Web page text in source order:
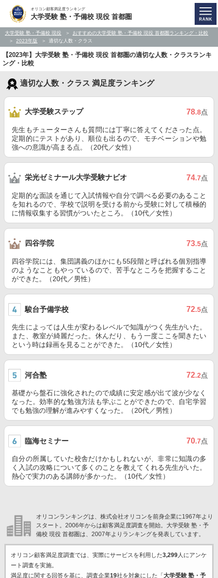
オリコン顧客満足度ランキング
大学受験 塾・予備校 現役 首都圏
大学受験 塾・予備校 現役
おすすめの大学受験 塾・予備校 現役 首都圏ランキング・比較
2023年版
適切な人数・クラス
【2023年】大学受験 塾・予備校 現役 首都圏の適切な人数・クラスランキ
ング・比較
適切な人数・クラス 満足度ランキング
大学受験ステップ 78.8点
先生もチューターさんも質問には丁寧に答えてくださった点。
定期的にテストがあり、順位も出るので、モチベーションや勉
強への意識が高まる点。（20代／女性）
栄光ゼミナール大学受験ナビオ 74.7点
定期的な面談を通じて入試情報や自分で調べる必要のあること
を知れるので、学校で説明を受ける前から受験に対して積極的
に情報収集する習慣がついたところ。（10代／女性）
四谷学院 73.5点
四谷学院には、集団講義のほかにも55段階と呼ばれる個別指導
のようなこともやっているので、苦手なところを把握すること
ができた。（20代／男性）
駿台予備学校 72.5点
先生によっては人生が変わるレベルで知識がつく先生がいた。
また、教室が綺麗だった。休んだり、もう一度ここを聞きたい
という時は録画を見ることができた。（10代／女性）
河合塾 72.2点
基礎から盤石に強化されたので成績に安定感が出て波が少なく
なった。効率的な勉強方法も学ぶことができたので、自宅学習
でも勉強の理解が進みやすくなった。（20代／男性）
臨海セミナー 70.7点
自分の所属していた校舎だけかもしれないが、非常に知識の多
く入試の攻略について多くのことを教えてくれる先生がいた。
熱心で実力のある講師が多かった。（10代／女性）
オリコンランキングは、株式会社オリコンを前身企業に1967年より
スタート。2006年からは顧客満足度調査を開始。大学受験 塾・予
備校 現役 首都圏は、2007年よりランキングを発表しています。
オリコン顧客満足度調査では、実際にサービスを利用した3,299人にアンケ
ート調査を実施。
満足度に関する回答を基に、調査企業19社を対象にした「 大学受験 塾・予